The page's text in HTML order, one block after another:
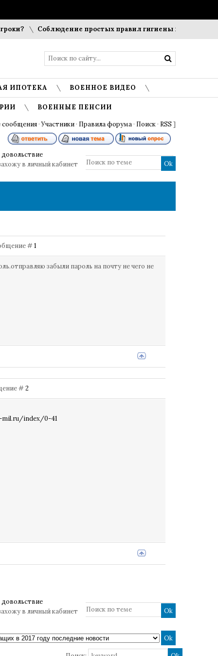
Соблюдение простых правил гигиены помогает
ИПОТЕКА ВОЕННОЕ ВИДЕО
ВОЕННЫЕ ПЕНСИИ
·Участники · Правила форума · Поиск · RSS ]
в личный кабинет
#1
забыли пароль на почту не чего не
#2
index/0-41
в личный кабинет